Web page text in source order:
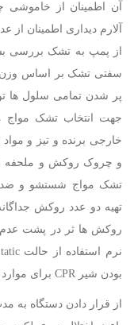
آلارم دیداری اطمینان از
سفتی تشک بر اساس وزن
پر شدن تمامی سلول ها
جهت انتخاب تشک مواج
خارجی برنده و تیز و
و چروک روکش و ملحفه
تشک مواج شستشو و ضد
تهیه دو عدد روکش
روکش ها ثر در پشت عدم
بودن شیر CPR برای موارد مورد نیاز